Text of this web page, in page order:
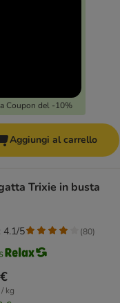
Coupon del -10%
Aggiungi al carrello
Trixie in busta
kg
4.1/5 (80)